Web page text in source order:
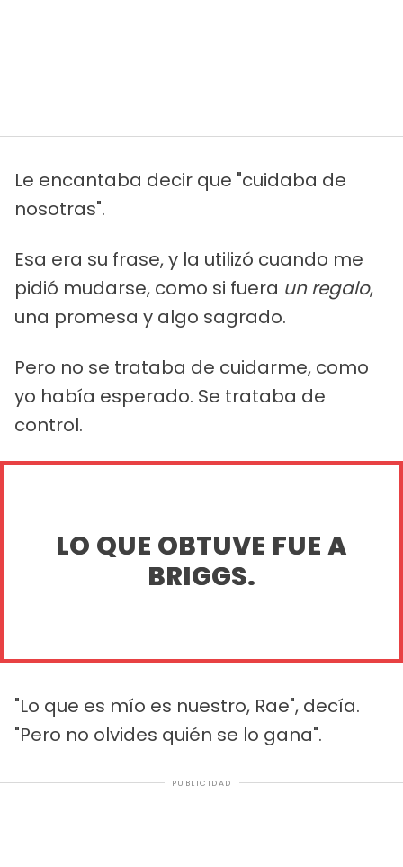
Le encantaba decir que "cuidaba de
nosotras".
Esa era su frase, y la utilizó cuando me
pidió mudarse, como si fuera un regalo,
una promesa y algo sagrado.
Pero no se trataba de cuidarme, como
yo había esperado. Se trataba de
control.
LO QUE OBTUVE FUE A
BRIGGS.
"Lo que es mío es nuestro, Rae", decía.
"Pero no olvides quién se lo gana".
PUBLICIDAD